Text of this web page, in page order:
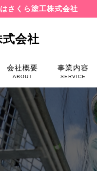
さくら塗工株式会社
会社
会社概要
ABOUT
事業内容
SERVICE